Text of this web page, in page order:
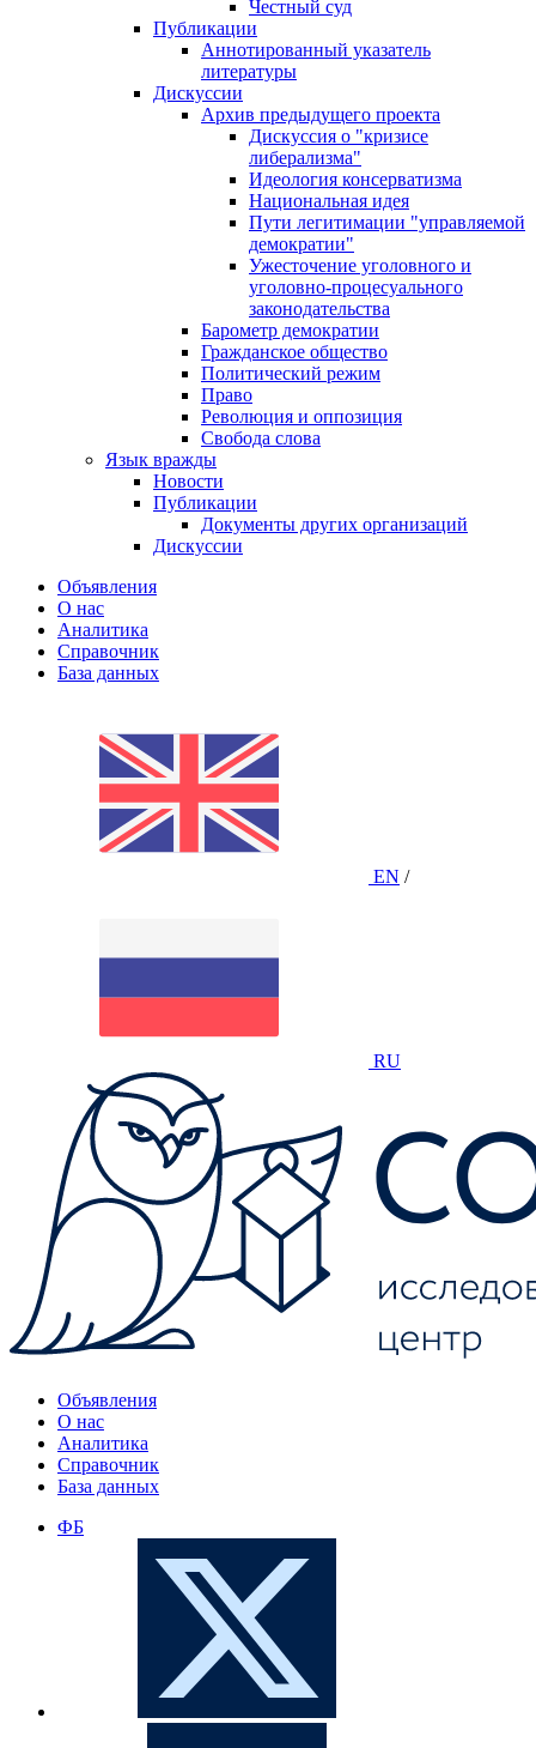
Честный суд
Публикации
Аннотированный указатель
литературы
Дискуссии
Архив предыдущего проекта
Дискуссия о "кризисе
либерализма"
Идеология консерватизма
Национальная идея
Пути легитимации "управляемой
демократии"
Ужесточение уголовного и
уголовно-процесуального
законодательства
Барометр демократии
Гражданское общество
Политический режим
Право
Революция и оппозиция
Свобода слова
Язык вражды
Новости
Публикации
Документы других организаций
Дискуссии
Объявления
О нас
Аналитика
Справочник
База данных
EN /
RU
Объявления
О нас
Аналитика
Справочник
База данных
ФБ